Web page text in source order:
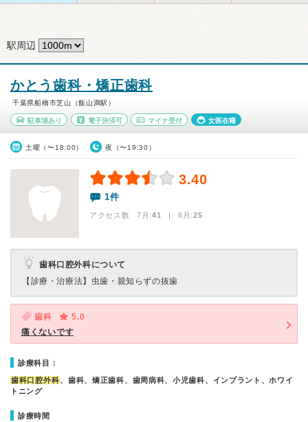
駅周辺
かとう歯科・矯正歯科
千葉県船橋市芝山（飯山満駅）
駐車場あり 電子決済可 マイナ受付 女医在籍
土曜（〜18:00） 夜（〜19:30）
3.40
1件
アクセス数 7月:41 | 6月:25
歯科口腔外科について
【診療・治療法】 虫歯・親知らずの抜歯
歯科
5.0
痛くないです
診療科目：
歯科口腔外科、歯科、矯正歯科、歯周病科、小児歯科、インプラント、ホワイ
トニング
診療時間